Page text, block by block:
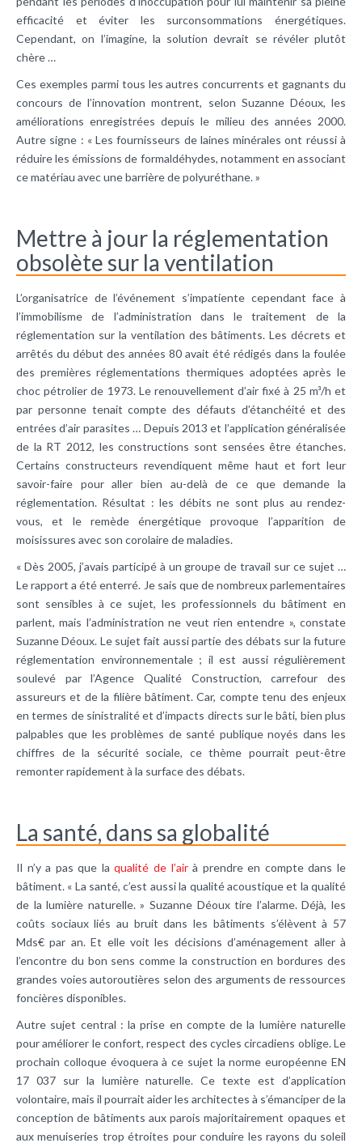
efficacité et éviter les surconsommations énergétiques.
Cependant, on l’imagine, la solution devrait se révéler plutôt
chère …
Ces exemples parmi tous les autres concurrents et gagnants du
concours de l’innovation montrent, selon Suzanne Déoux, les
améliorations enregistrées depuis le milieu des années 2000.
Autre signe : « Les fournisseurs de laines minérales ont réussi à
réduire les émissions de formaldéhydes, notamment en associant
ce matériau avec une barrière de polyuréthane. »
Mettre à jour la réglementation
obsolète sur la ventilation
L’organisatrice de l’événement s’impatiente cependant face à
l’immobilisme de l’administration dans le traitement de la
réglementation sur la ventilation des bâtiments. Les décrets et
arrêtés du début des années 80 avait été rédigés dans la foulée
des premières réglementations thermiques adoptées après le
choc pétrolier de 1973. Le renouvellement d’air fixé à 25 m³/h et
par personne tenait compte des défauts d’étanchéité et des
entrées d’air parasites … Depuis 2013 et l’application généralisée
de la RT 2012, les constructions sont sensées être étanches.
Certains constructeurs revendiquent même haut et fort leur
savoir-faire pour aller bien au-delà de ce que demande la
réglementation. Résultat : les débits ne sont plus au rendez-
vous, et le remède énergétique provoque l’apparition de
moisissures avec son corolaire de maladies.
« Dès 2005, j’avais participé à un groupe de travail sur ce sujet …
Le rapport a été enterré. Je sais que de nombreux parlementaires
sont sensibles à ce sujet, les professionnels du bâtiment en
parlent, mais l’administration ne veut rien entendre », constate
Suzanne Déoux. Le sujet fait aussi partie des débats sur la future
réglementation environnementale ; il est aussi régulièrement
soulevé par l’Agence Qualité Construction, carrefour des
assureurs et de la filière bâtiment. Car, compte tenu des enjeux
en termes de sinistralité et d’impacts directs sur le bâti, bien plus
palpables que les problèmes de santé publique noyés dans les
chiffres de la sécurité sociale, ce thème pourrait peut-être
remonter rapidement à la surface des débats.
La santé, dans sa globalité
Il n’y a pas que laqualité de l’airà prendre en compte dans le
bâtiment. « La santé, c’est aussi la qualité acoustique et la qualité
de la lumière naturelle. » Suzanne Déoux tire l’alarme. Déjà, les
coûts sociaux liés au bruit dans les bâtiments s’élèvent à 57
Mds€ par an. Et elle voit les décisions d’aménagement aller à
l’encontre du bon sens comme la construction en bordures des
grandes voies autoroutières selon des arguments de ressources
foncières disponibles.
Autre sujet central : la prise en compte de la lumière naturelle
pour améliorer le confort, respect des cycles circadiens oblige. Le
prochain colloque évoquera à ce sujet la norme européenne EN
17 037 sur la lumière naturelle. Ce texte est d’application
volontaire, mais il pourrait aider les architectes à s’émanciper de la
conception de bâtiments aux parois majoritairement opaques et
aux menuiseries trop étroites pour conduire les rayons du soleil